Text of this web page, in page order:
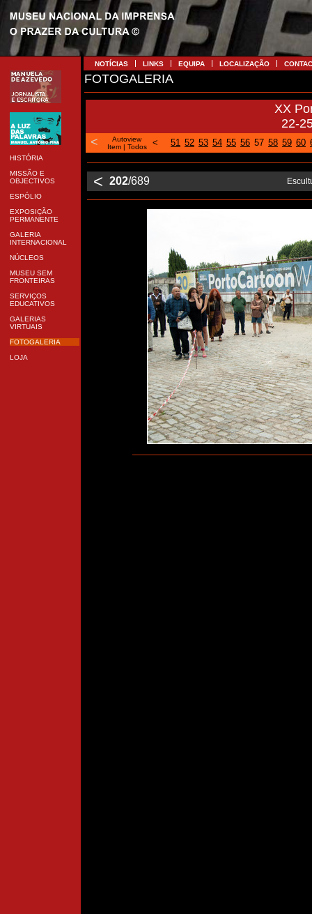
HISTÓRIA
MISSÃO E
OBJECTIVOS
ESPÓLIO
EXPOSIÇÃO
PERMANENTE
GALERIA
INTERNACIONAL
NÚCLEOS
MUSEU SEM
FRONTEIRAS
SERVIÇOS
EDUCATIVOS
GALERIAS
VIRTUAIS
FOTOGALERIA
LOJA
NOTÍCIAS LINKS EQUIPA LOCALIZAÇÃO
FOTOGALERIA
XX
22-
<
Autoview
Item| Todos < 51 52 53 54 55 56 57 58 59 60
< 202/689